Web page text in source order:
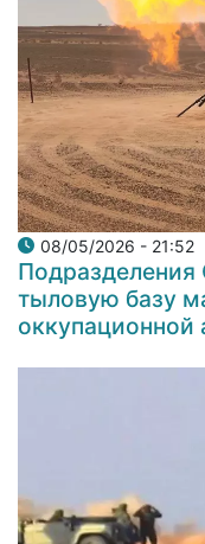
08/05/2026 - 21:52
тыловую базу